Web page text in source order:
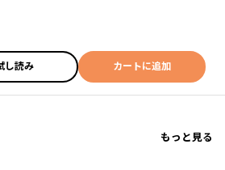
し読み カートに追加
もっと見る